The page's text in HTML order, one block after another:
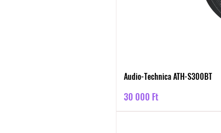
Audio-Technica ATH-S300BT
Ár
30 000 Ft